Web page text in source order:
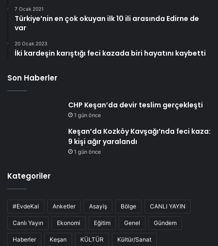
7 Ocak 2021
Türkiye’nin en çok okuyan ilk 10 ili arasında Edirne de
var
20 Ocak 2023
İki kardeşin karıştığı feci kazada biri hayatını kaybetti
Son Haberler
CHP Keşan’da devir teslim gerçekleşti
1 gün önce
Keşan’da Kozköy Kavşağı’nda feci kaza:
9 kişi ağır yaralandı
1 gün önce
Kategoriler
#EvdeKal Anketler Asayiş Bölge CANLI YAYIN
Canlı Yayın Ekonomi Eğitim Genel Gündem
Haberler Keşan KÜLTÜR Kültür/Sanat